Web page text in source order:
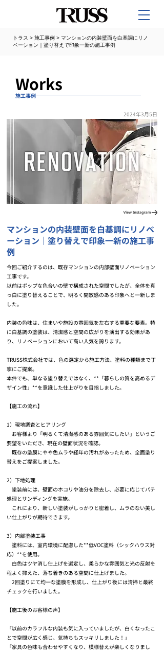
トラス > 施工事例 > マンションの内装壁面を白基調にリノ
ベーション｜塗り替えで印象一新の施工事例
Works
施工事例
2024年3月5日
マンションの内装壁面を白基調にリノベ
ーション｜塗り替えで印象一新の施工事
例
今回ご紹介するのは、既存マンションの内部壁面リノベーション
工事です。
以前はポップな色合いの壁で構成された空間でしたが、全体を真
っ白に塗り替えることで、明るく開放感のある印象へと一新しま
した。
内装の色味は、住まいや施設の雰囲気を左右する重要な要素。特
に白基調の塗装は、清潔感と空間の広がりを演出する効果があ
り、リノベーションにおいて高い人気を誇ります。
TRUSS株式会社では、色の選定から施工方法、塗料の種類まで丁
寧にご提案。
本件でも、単なる塗り替えではなく、**「暮らしの質を高めるデ
ザイン性」**を意識した仕上がりを目指しました。
【施工の流れ】
1）現地調査とヒアリング
お客様より「明るくて清潔感のある雰囲気にしたい」というご
要望をいただき、現在の壁面状況を確認。
既存の塗膜にやや色ムラや経年の汚れがあったため、全面塗り
替えをご提案しました。
2）下地処理
塗装前には、壁面のホコリや油分を除去し、必要に応じてパテ
処理とサンディングを実施。
これにより、新しい塗装がしっかりと密着し、ムラのない美し
い仕上がりが期待できます。
3）内部塗装工事
塗料には、室内環境に配慮した**低VOC塗料（シックハウス対
応）**を使用。
白色はツヤ消し仕上げを選定し、柔らかな雰囲気と光の反射を
程よく抑えた、落ち着きのある空間に仕上げました。
2回塗りにて均一な塗膜を形成し、仕上がり後には清掃と最終
チェックを行いました。
【施工後のお客様の声】
「以前のカラフルな内装も気に入っていましたが、白くなったこ
とで空間が広く感じ、気持ちもスッキリしました！」
「家具の色味も合わせやすくなり、模様替えが楽しくなりまし